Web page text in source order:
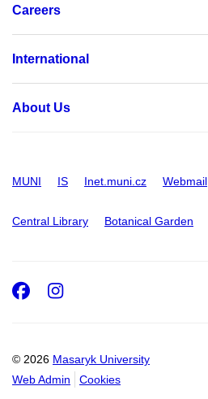
Careers
International
About Us
MUNI IS Inet.muni.cz Webmail
Central Library Botanical Garden
© 2026 Masaryk University
Web Admin
Cookies
Facebook
Instagram